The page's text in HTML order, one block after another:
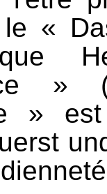
«
»
»